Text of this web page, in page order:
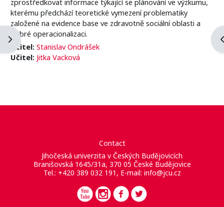
Abrir cajón de bloques
kterému předchází teoretické vymezení problematiky
založené na evidence base ve zdravotně sociální oblasti a
dobré operacionalizaci.
Učitel: Stanislav Ondrášek
Učitel: Jitka Vacková
Contact
Jihočeská univerzita v Českých Budějovicích
Branišovská 1645/31a, 370 05 České Budějovice
Tel.: +420 389 032 191, E-mail: info@jcu.cz